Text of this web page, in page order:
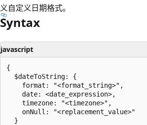
义自定义日期格式。
Syntax
javascript
{
  $dateToString: {
    format: "<format_string>",
    date: <date_expression>,
    timezone: "<timezone>",
    onNull: "<replacement_value>"
  }